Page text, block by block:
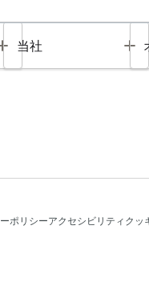
Toggle
当社
ポリシーアクセシビリティ クッ